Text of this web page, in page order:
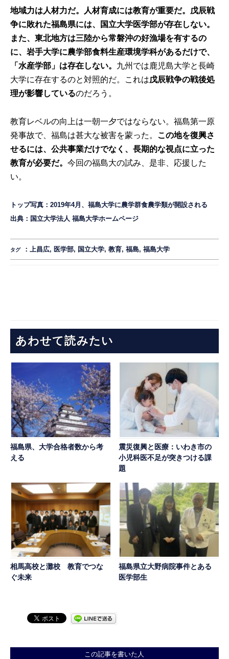
地域力は人材力だ。人材育成には教育が重要だ。戊辰戦
争に敗れた福島県には、国立大学医学部が存在しない。
また、東北地方は三陸から常磐沖の好漁場を有するの
に、岩手大学に農学部食料生産環境学科があるだけで、
「水産学部」は存在しない。 九州では鹿児島大学と長崎
大学に存在するのと対照的だ。これは戊辰戦争の戦後処
理が影響しているのだろう。
教育レベルの向上は一朝一夕ではならない。福島第一原
発事故で、福島は甚大な被害を蒙った。 この地を復興さ
せるには、公共事業だけでなく、長期的な視点に立った
教育が必要だ。今回の福島大の試み、是非、応援した
い。
トップ写真：2019年4月、福島大学に農学群食農学類が開設される
出典： 国立大学法人 福島大学ホームページ
タグ ：上昌広, 医学部, 国立大学,教育,福島,福島大学
あわせて読みたい
福島県、大学合格者数から考
える
震災復興と医療：いわき市の
小児科医不足が突きつける課
題
相馬高校と灘校 教育でつな
ぐ未来
福島県立大野病院事件とある
医学部生
この記事を書いた人